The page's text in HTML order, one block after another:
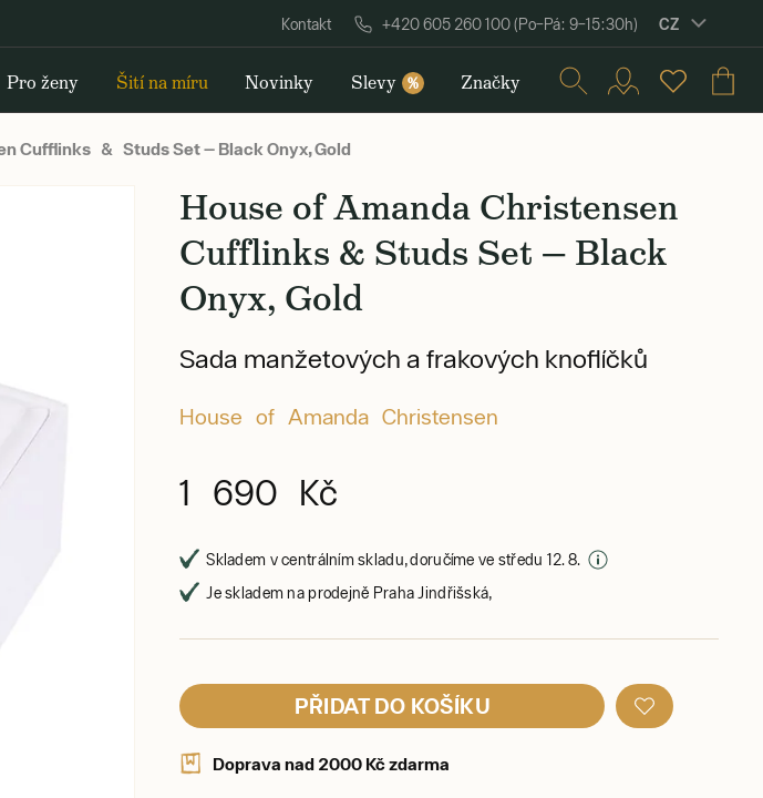
Kontakt +420 605 260 100 (Po–Pá: 9–15:30h) CZ
Pro ženy Šití na míru Novinky Slevy % Značky
Cufflinks & Studs Set — Black Onyx, Gold
House of Amanda Christensen
Cufflinks & Studs Set — Black
Onyx, Gold
Sada manžetových a frakových knoflíčků
House of Amanda Christensen
1 690 Kč
Skladem v centrálním skladu, doručíme ve středu 12. 8.
Je skladem na prodejně Praha Jindřišská,
PŘIDAT DO KOŠÍKU
Doprava nad 2000 Kč zdarma